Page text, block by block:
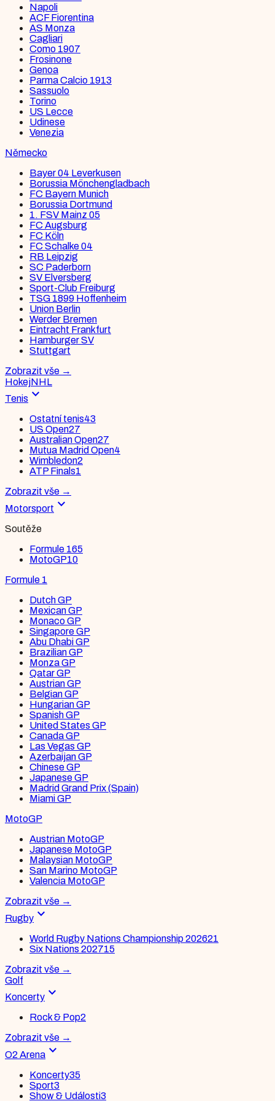
Napoli
ACF Fiorentina
AS Monza
Cagliari
Como 1907
Frosinone
Genoa
Parma Calcio 1913
Sassuolo
Torino
US Lecce
Udinese
Venezia
Německo
Bayer 04 Leverkusen
Borussia Mönchengladbach
FC Bayern Munich
Borussia Dortmund
1. FSV Mainz 05
FC Augsburg
FC Köln
FC Schalke 04
RB Leipzig
SC Paderborn
SV Elversberg
Sport-Club Freiburg
TSG 1899 Hoffenheim
Union Berlin
Werder Bremen
Eintracht Frankfurt
Hamburger SV
Stuttgart
Zobrazit vše →
HokejNHL
Tenis expand_more
Ostatní tenis43
US Open27
Australian Open27
Mutua Madrid Open4
Wimbledon2
ATP Finals1
Zobrazit vše →
Motorsport expand_more
Soutěže
Formule 165
MotoGP10
Formule 1
Dutch GP
Mexican GP
Monaco GP
Singapore GP
Abu Dhabi GP
Brazilian GP
Monza GP
Qatar GP
Austrian GP
Belgian GP
Hungarian GP
Spanish GP
United States GP
Canada GP
Las Vegas GP
Azerbaijan GP
Chinese GP
Japanese GP
Madrid Grand Prix (Spain)
Miami GP
MotoGP
Austrian MotoGP
Japanese MotoGP
Malaysian MotoGP
San Marino MotoGP
Valencia MotoGP
Zobrazit vše →
Rugby expand_more
World Rugby Nations Championship 202621
Six Nations 202715
Zobrazit vše →
Golf
Koncerty expand_more
Rock & Pop2
Zobrazit vše →
O2 Arena expand_more
Koncerty35
Sport3
Show & Události3